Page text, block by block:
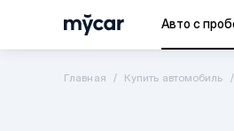
Авто с
Главная Купить автомобиль